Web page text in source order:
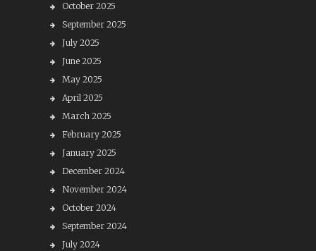
October 2025
September 2025
July 2025
June 2025
May 2025
April 2025
March 2025
February 2025
January 2025
December 2024
November 2024
October 2024
September 2024
July 2024